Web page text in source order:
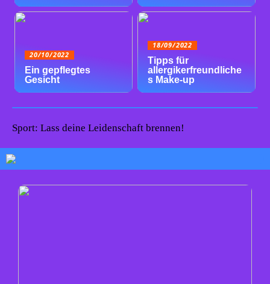
20/10/2022
Ein gepflegtes
Gesicht
18/09/2022
Tipps für
allergikerfreundliche
s Make-up
Sport: Lass deine Leidenschaft brennen!